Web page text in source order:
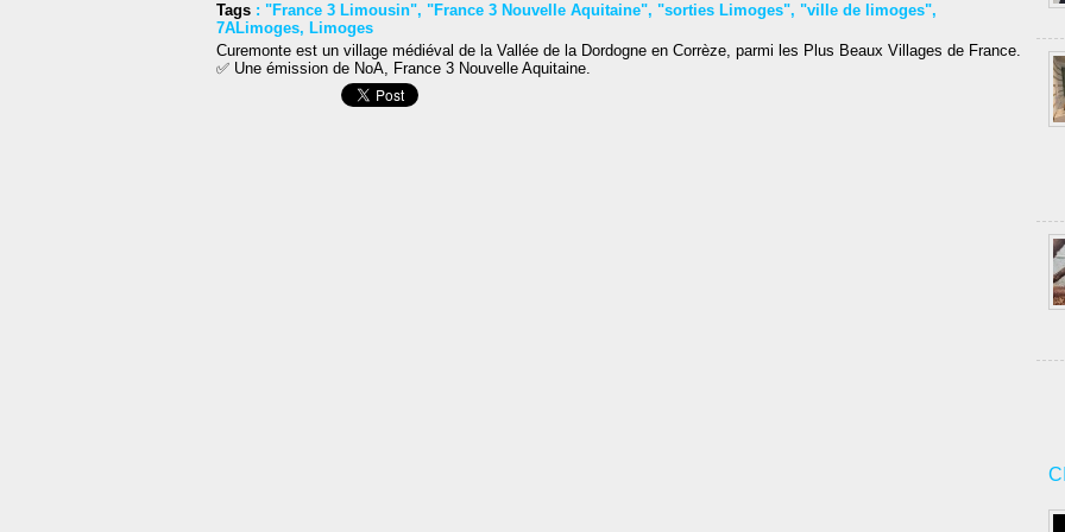
Tags : "France 3 Limousin", "France 3 Nouvelle Aquitaine", "sorties Limoges", "ville de limoges",
7ALimoges, Limoges
Curemonte est un village médiéval de la Vallée de la Dordogne en Corrèze, parmi les Plus Beaux Villages de France.
✅ Une émission de NoA, France 3 Nouvelle Aquitaine.